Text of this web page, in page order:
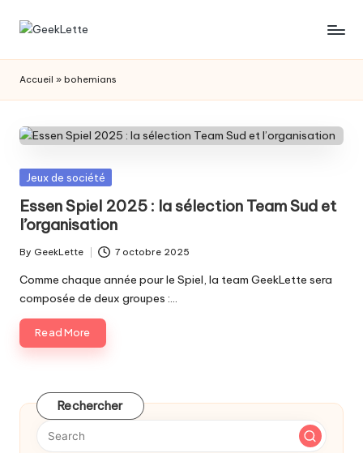
Skip
G
e
e
k
L
e
t
t
e
les
de
société
Accueil » bohemians
Posted
Jeux de société
Essen Spiel 2025 : la sélection Team Sud et
l’organisation
Posted
by
By GeekLette 7 octobre 2025
Comme chaque année pour le Spiel, la team GeekLette sera
composée de deux groupes :…
Read More
Rechercher